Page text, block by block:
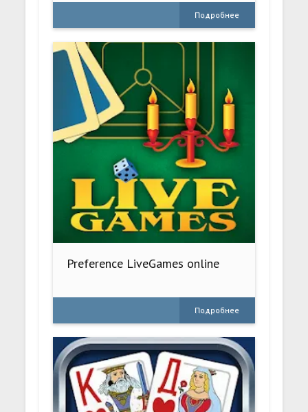
Подробнее
Preference LiveGames online
Подробнее